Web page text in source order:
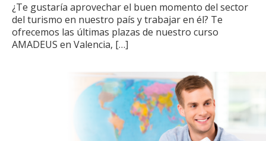
¿Te gustaría aprovechar el buen momento del sector
del turismo en nuestro país y trabajar en él? Te
ofrecemos las últimas plazas de nuestro curso
AMADEUS en Valencia, […]